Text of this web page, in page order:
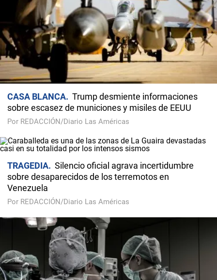
CASA BLANCA
Trump desmiente informaciones
sobre escasez de municiones y misiles de EEUU
Por REDACCIÓN/Diario Las Américas
TRAGEDIA
Silencio oficial agrava incertidumbre
sobre desaparecidos de los terremotos en
Venezuela
Por REDACCIÓN/Diario Las Américas